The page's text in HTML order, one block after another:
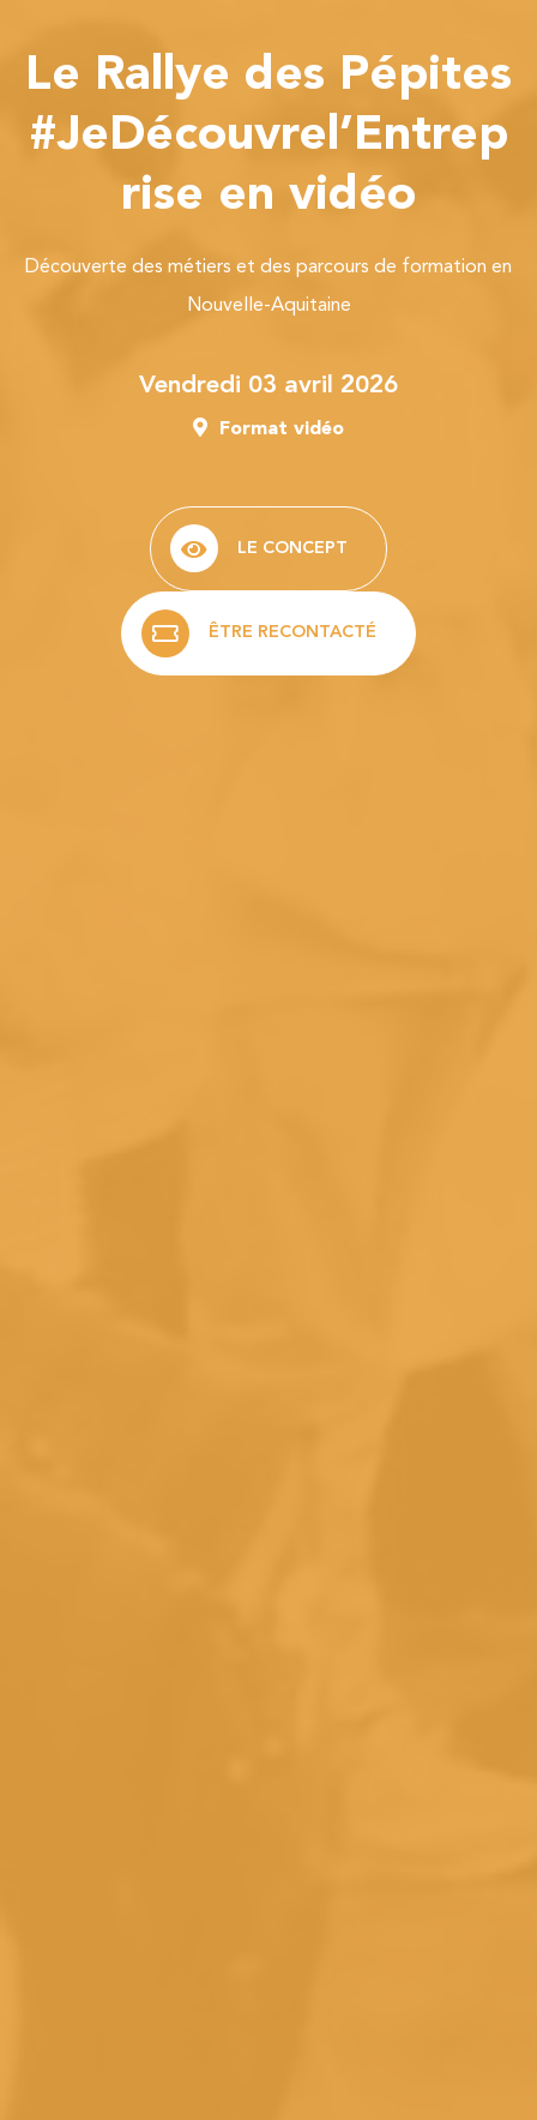
Le Rallye des Pépites
#JeDécouvrel’Entrep
rise en vidéo
Découverte des métiers et des parcours de formation en
Nouvelle-Aquitaine
vendredi 03 avril 2026
Format vidéo
LE CONCEPT
ÊTRE RECONTACTÉ